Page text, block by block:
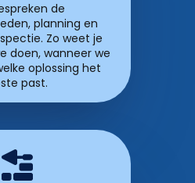
de
planning en
Zo weet je
doen, wanneer we
oplossing het
past.